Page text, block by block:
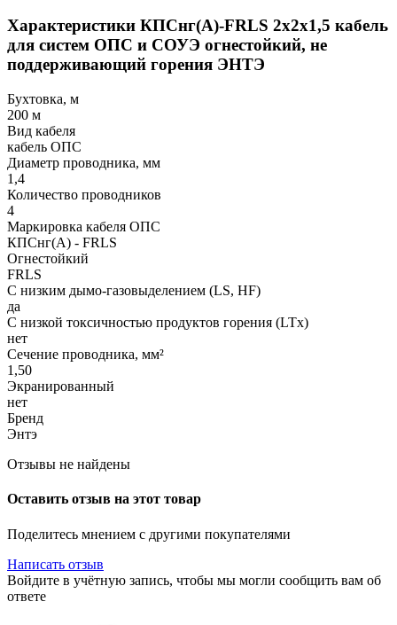
Характеристики КПСнг(А)-FRLS 2x2x1,5 кабель
для систем ОПС и СОУЭ огнестойкий, не
поддерживающий горения ЭНТЭ
Бухтовка, м
200 м
Вид кабеля
кабель ОПС
Диаметр проводника, мм
1,4
Количество проводников
4
Маркировка кабеля ОПС
КПСнг(A) - FRLS
Огнестойкий
FRLS
С низким дымо-газовыделением (LS, HF)
да
С низкой токсичностью продуктов горения (LTx)
нет
Сечение проводника, мм²
1,50
Экранированный
нет
Бренд
Энтэ
Отзывы не найдены
Оставить отзыв на этот товар
Поделитесь мнением с другими покупателями
Написать отзыв
Войдите в учётную запись, чтобы мы могли сообщить вам об
ответе